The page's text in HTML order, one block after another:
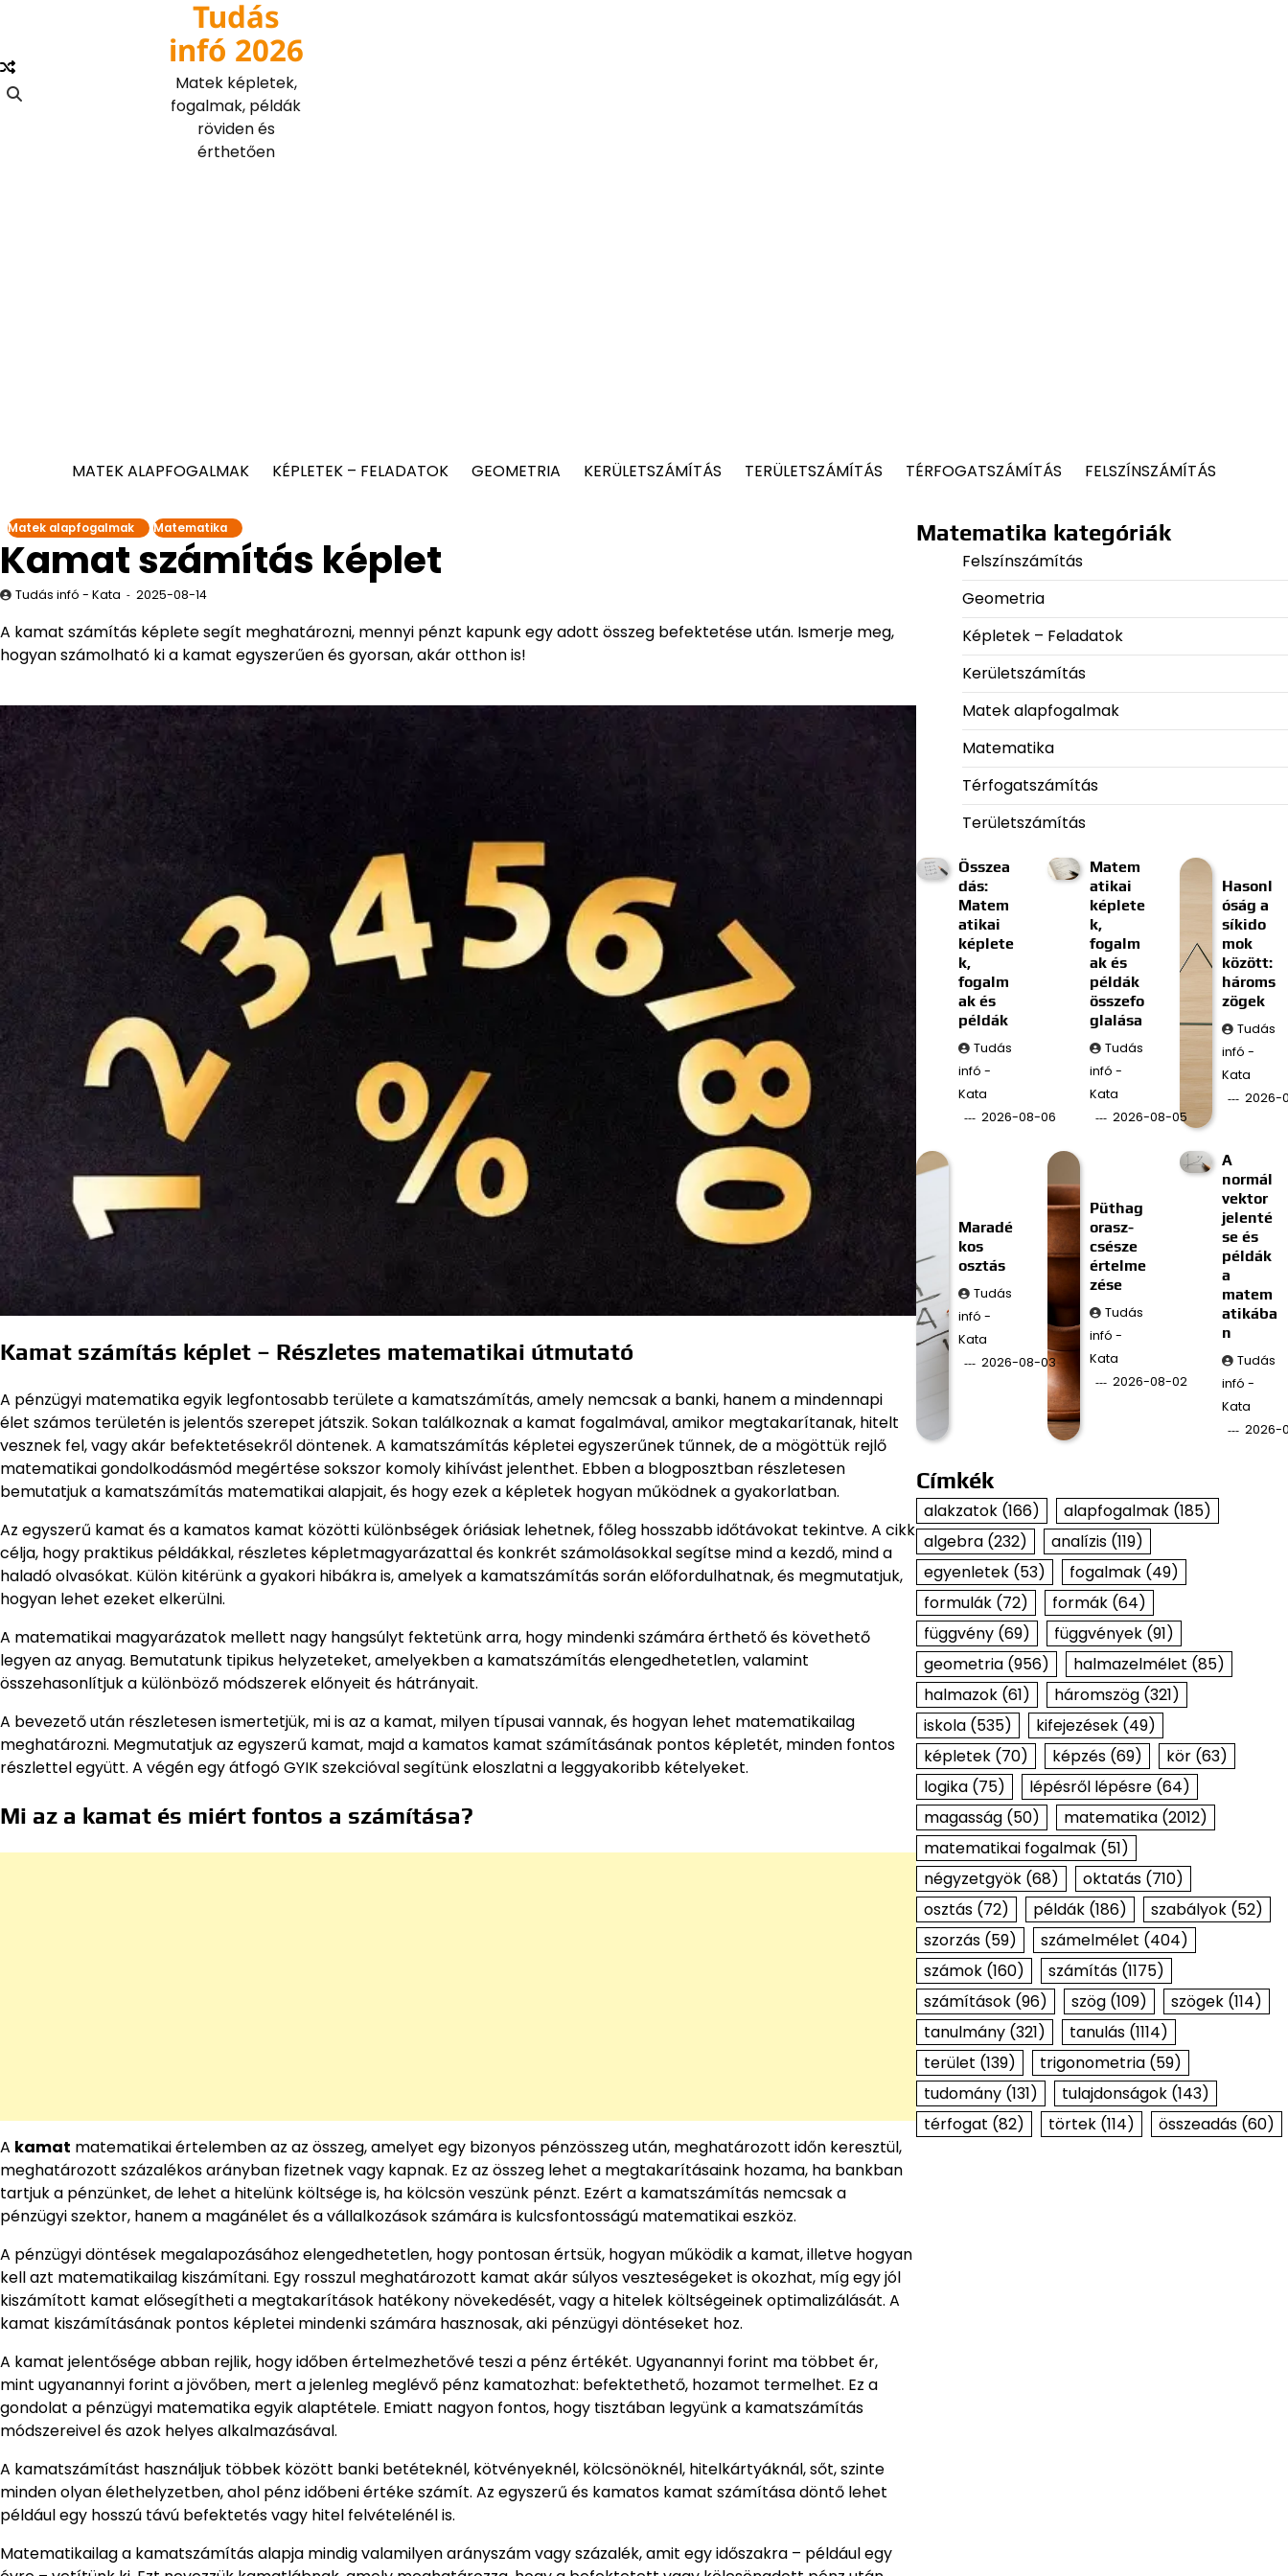
content
Tudás
infó 2026
Matek képletek,
fogalmak, példák
röviden és
érthetően
MATEK ALAPFOGALMAK KÉPLETEK – FELADATOK GEOMETRIA KERÜLETSZÁMÍTÁS TERÜLETSZÁMÍTÁS TÉRFOGATSZÁMÍTÁS FELSZÍNSZÁMÍTÁS
Matek alapfogalmak Matematika
Kamat számítás képlet
Tudás infó - Kata 2025-08-14
A kamat számítás képlete segít meghatározni, mennyi pénzt kapunk egy adott összeg befektetése után. Ismerje meg,
hogyan számolható ki a kamat egyszerűen és gyorsan, akár otthon is!
Kamat számítás képlet – Részletes matematikai útmutató
A pénzügyi matematika egyik legfontosabb területe a kamatszámítás, amely nemcsak a banki, hanem a mindennapi
élet számos területén is jelentős szerepet játszik. Sokan találkoznak a kamat fogalmával, amikor megtakarítanak, hitelt
vesznek fel, vagy akár befektetésekről döntenek. A kamatszámítás képletei egyszerűnek tűnnek, de a mögöttük rejlő
matematikai gondolkodásmód megértése sokszor komoly kihívást jelenthet. Ebben a blogposztban részletesen
bemutatjuk a kamatszámítás matematikai alapjait, és hogy ezek a képletek hogyan működnek a gyakorlatban.
Az egyszerű kamat és a kamatos kamat közötti különbségek óriásiak lehetnek, főleg hosszabb időtávokat tekintve. A cikk
célja, hogy praktikus példákkal, részletes képletmagyarázattal és konkrét számolásokkal segítse mind a kezdő, mind a
haladó olvasókat. Külön kitérünk a gyakori hibákra is, amelyek a kamatszámítás során előfordulhatnak, és megmutatjuk,
hogyan lehet ezeket elkerülni.
A matematikai magyarázatok mellett nagy hangsúlyt fektetünk arra, hogy mindenki számára érthető és követhető
legyen az anyag. Bemutatunk tipikus helyzeteket, amelyekben a kamatszámítás elengedhetetlen, valamint
összehasonlítjuk a különböző módszerek előnyeit és hátrányait.
A bevezető után részletesen ismertetjük, mi is az a kamat, milyen típusai vannak, és hogyan lehet matematikailag
meghatározni. Megmutatjuk az egyszerű kamat, majd a kamatos kamat számításának pontos képletét, minden fontos
részlettel együtt. A végén egy átfogó GYIK szekcióval segítünk eloszlatni a leggyakoribb kételyeket.
Mi az a kamat és miért fontos a számítása?
A kamat matematikai értelemben az az összeg, amelyet egy bizonyos pénzösszeg után, meghatározott időn keresztül,
meghatározott százalékos arányban fizetnek vagy kapnak. Ez az összeg lehet a megtakarításaink hozama, ha bankban
tartjuk a pénzünket, de lehet a hitelünk költsége is, ha kölcsön veszünk pénzt. Ezért a kamatszámítás nemcsak a
pénzügyi szektor, hanem a magánélet és a vállalkozások számára is kulcsfontosságú matematikai eszköz.
A pénzügyi döntések megalapozásához elengedhetetlen, hogy pontosan értsük, hogyan működik a kamat, illetve hogyan
kell azt matematikailag kiszámítani. Egy rosszul meghatározott kamat akár súlyos veszteségeket is okozhat, míg egy jól
kiszámított kamat elősegítheti a megtakarítások hatékony növekedését, vagy a hitelek költségeinek optimalizálását. A
kamat kiszámításának pontos képletei mindenki számára hasznosak, aki pénzügyi döntéseket hoz.
A kamat jelentősége abban rejlik, hogy időben értelmezhetővé teszi a pénz értékét. Ugyanannyi forint ma többet ér,
mint ugyanannyi forint a jövőben, mert a jelenleg meglévő pénz kamatozhat: befektethető, hozamot termelhet. Ez a
gondolat a pénzügyi matematika egyik alaptétele. Emiatt nagyon fontos, hogy tisztában legyünk a kamatszámítás
módszereivel és azok helyes alkalmazásával.
A kamatszámítást használjuk többek között banki betéteknél, kötvényeknél, kölcsönöknél, hitelkártyáknál, sőt, szinte
minden olyan élethelyzetben, ahol pénz időbeni értéke számít. Az egyszerű és kamatos kamat számítása döntő lehet
például egy hosszú távú befektetés vagy hitel felvételénél is.
Matematikailag a kamatszámítás alapja mindig valamilyen arányszám vagy százalék, amit egy időszakra – például egy
Matematika kategóriák
Felszínszámítás
Geometria
Képletek – Feladatok
Kerületszámítás
Matek alapfogalmak
Matematika
Térfogatszámítás
Területszámítás
Összea
dás:
Matem
atikai
képlete
k,
fogalm
ak és
példák
Tudás
infó -
Kata
2026-08-06
Matem
atikai
képlete
k,
fogalm
ak és
példák
összefo
glalása
Tudás
infó -
Kata
2026-08-05
Hasonl
óság a
síkido
mok
között:
hároms
zögek
Tudás
infó -
Kata
2026-
Maradé
kos
osztás
Tudás
infó -
Kata
2026-08-03
Püthag
orasz-
csésze
értelme
zése
Tudás
infó -
Kata
2026-08-02
A
normál
vektor
jelenté
se és
példák
a
matem
atikába
n
Tudás
infó -
Kata
2026-
Címkék
alakzatok(166) alapfogalmak(185)
algebra(232) analízis(119)
egyenletek(53) fogalmak(49)
formulák(72) formák(64)
függvény(69) függvények(91)
geometria(956) halmazelmélet (85)
halmazok(61) háromszög(321)
iskola(535) kifejezések(49)
képletek(70) képzés(69) kör(63)
logika(75) lépésről lépésre(64)
magasság(50) matematika(2012)
matematikai fogalmak(51)
négyzetgyök(68) oktatás(710)
osztás(72) példák(186) szabályok(52)
szorzás(59) számelmélet (404)
számok(160) számítás(1175)
számítások(96) szög(109) szögek(114)
tanulmány(321) tanulás(1114)
terület (139) trigonometria(59)
tudomány(131) tulajdonságok(143)
térfogat (82) törtek(114) összeadás(60)